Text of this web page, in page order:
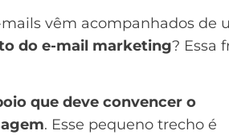
vêm acompanhados de
do e-mail marketing? Essa
que deve convencer o
. Esse pequeno trecho é